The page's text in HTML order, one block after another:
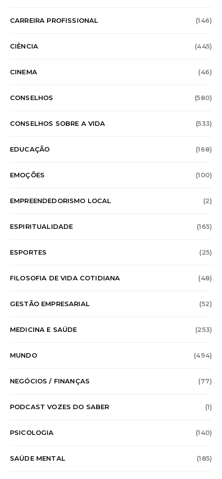
CARREIRA PROFISSIONAL (146)
CIÊNCIA (445)
CINEMA (46)
CONSELHOS (580)
CONSELHOS SOBRE A VIDA (533)
EDUCAÇÃO (168)
EMOÇÕES (100)
EMPREENDEDORISMO LOCAL (2)
ESPIRITUALIDADE (165)
ESPORTES (25)
FILOSOFIA DE VIDA COTIDIANA (48)
GESTÃO EMPRESARIAL (52)
MEDICINA E SAÚDE (253)
MUNDO (494)
NEGÓCIOS / FINANÇAS (77)
PODCAST VOZES DO SABER (1)
PSICOLOGIA (140)
SAÚDE MENTAL (185)